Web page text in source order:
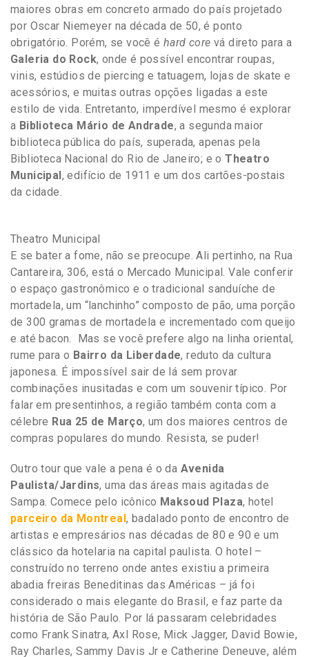
maiores obras em concreto armado do país projetado
por Oscar Niemeyer na década de 50, é ponto
obrigatório. Porém, se você é hard core vá direto para a
Galeria do Rock, onde é possível encontrar roupas,
vinis, estúdios de piercing e tatuagem, lojas de skate e
acessórios, e muitas outras opções ligadas a este
estilo de vida. Entretanto, imperdível mesmo é explorar
a Biblioteca Mário de Andrade, a segunda maior
biblioteca pública do país, superada, apenas pela
Biblioteca Nacional do Rio de Janeiro; e oTheatro
Municipal, edifício de 1911 e um dos cartões-postais
da cidade.
Theatro Municipal
E se bater a fome, não se preocupe. Ali pertinho, na Rua
Cantareira, 306, está o Mercado Municipal. Vale conferir
o espaço gastronômico e o tradicional sanduíche de
mortadela, um “lanchinho” composto de pão, uma porção
de 300 gramas de mortadela e incrementado com queijo
e até bacon. Mas se você prefere algo na linha oriental,
rume para o Bairro da Liberdade, reduto da cultura
japonesa. É impossível sair de lá sem provar
combinações inusitadas e com um souvenir típico. Por
falar em presentinhos, a região também conta com a
célebre Rua 25 de Março, um dos maiores centros de
compras populares do mundo. Resista, se puder!
Outro tour que vale a pena é o da Avenida
Paulista/Jardins, uma das áreas mais agitadas de
Sampa. Comece pelo icônico Maksoud Plaza, hotel
parceiro da Montreal, badalado ponto de encontro de
artistas e empresários nas décadas de 80 e 90 e um
clássico da hotelaria na capital paulista. O hotel –
construído no terreno onde antes existiu a primeira
abadia freiras Beneditinas das Américas – já foi
considerado o mais elegante do Brasil, e faz parte da
história de São Paulo. Por lá passaram celebridades
como Frank Sinatra, Axl Rose, Mick Jagger, David Bowie,
Ray Charles, Sammy Davis Jr e Catherine Deneuve, além